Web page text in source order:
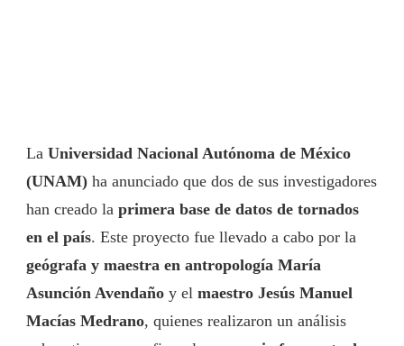
La Universidad Nacional Autónoma de México
(UNAM) ha anunciado que dos de sus investigadores
han creado la primera base de datos de tornados
en el país. Este proyecto fue llevado a cabo por la
geógrafa y maestra en antropología María
Asunción Avendaño y el maestro Jesús Manuel
Macías Medrano, quienes realizaron un análisis